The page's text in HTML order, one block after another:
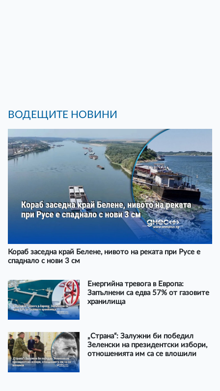
ВОДЕЩИТЕ НОВИНИ
Кораб заседна край Белене, нивото на реката при Русе е
спаднало с нови 3 см
Енергийна тревога в Европа:
Запълнени са едва 57% от газовите
хранилища
„Страна“: Залужни би победил
Зеленски на президентски избори,
отношенията им са се влошили